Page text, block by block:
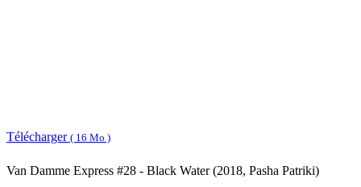
Télécharger ( 16 Mo )
Van Damme Express #28 - Black Water (2018, Pasha Patriki)